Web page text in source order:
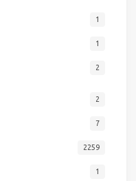
1
1
2
2
7
2259
1